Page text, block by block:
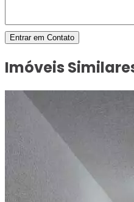
Entrar em Contato
Imóveis